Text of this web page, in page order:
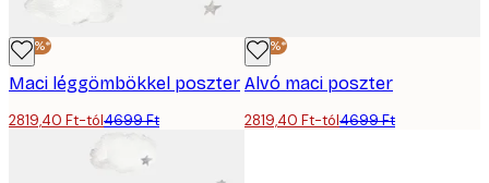
-40%*
Maci léggömbökkel poszter
2819,40 Ft-tól4699 Ft
-40%*
Alvó maci poszter
2819,40 Ft-tól4699 Ft